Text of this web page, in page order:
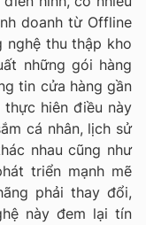
doanh từ Offline
nghệ thu thập kho
những gói hàng
tin cửa hàng gần
hiên điều này
cá nhân, lịch sử
nhau cũng như
triển mạnh mẽ
phải thay đổi,
này đem lại tín